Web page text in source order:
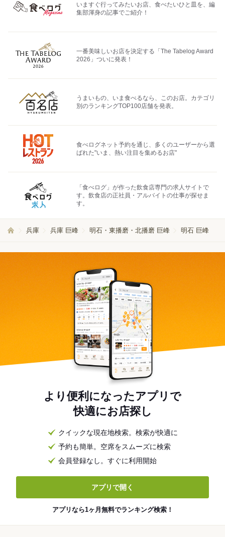
いますぐ行ってみたいお店、食べたいひと皿を、編
集部渾身の記事でご紹介！
一番美味しいお店を決定する「The Tabelog Award
2026」ついに発表！
うまいもの、いま食べるなら、このお店。カテゴリ
別のランキングTOP100店舗を発表。
食べログネット予約を通じ、多くのユーザーから選
ばれた"いま、熱い注目を集めるお店"
「食べログ」が作った飲食店専門の求人サイトで
す。飲食店の正社員・アルバイトの仕事が探せま
す。
兵庫 兵庫 巨峰 明石・東播磨・北播磨 巨峰 明石 巨峰
より便利になったアプリで
快適にお店探し
クイックな現在地検索。検索が快適に
予約も簡単。空席をスムーズに検索
会員登録なし。すぐに利用開始
アプリで開く
アプリなら1ヶ月無料でランキング検索！